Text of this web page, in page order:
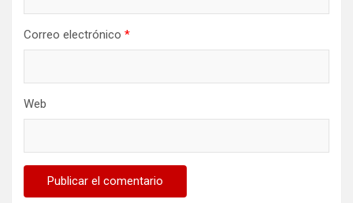
Correo electrónico *
Web